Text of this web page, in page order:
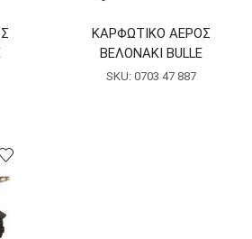
ΚΑΡΦΩΤΙΚΟ ΑΕΡΟΣ
ΒΕΛΟΝΑΚΙ BULLE
SKU: 0703 47 887